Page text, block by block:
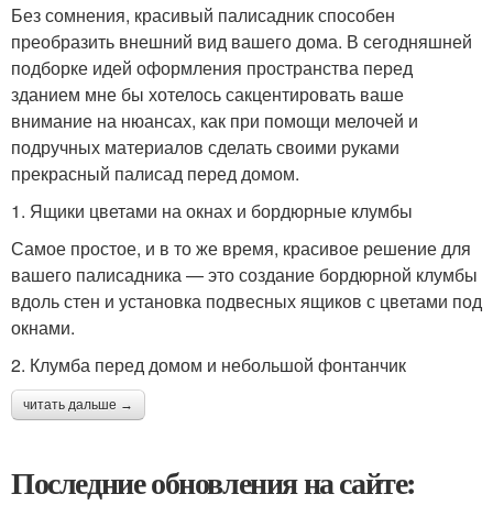
Без сомнения, красивый палисадник способен
преобразить внешний вид вашего дома. В сегодняшней
подборке идей оформления пространства перед
зданием мне бы хотелось сакцентировать ваше
внимание на нюансах, как при помощи мелочей и
подручных материалов сделать своими руками
прекрасный палисад перед домом.
1. Ящики цветами на окнах и бордюрные клумбы
Самое простое, и в то же время, красивое решение для
вашего палисадника — это создание бордюрной клумбы
вдоль стен и установка подвесных ящиков с цветами под
окнами.
2. Клумба перед домом и небольшой фонтанчик
читать дальше →
Последние обновления на сайте: